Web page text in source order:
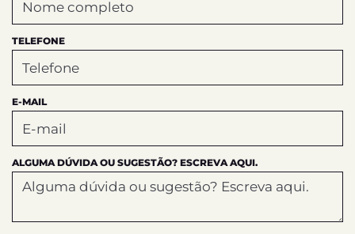
TELEFONE
E-MAIL
ALGUMA DÚVIDA OU SUGESTÃO? ESCREVA AQUI.